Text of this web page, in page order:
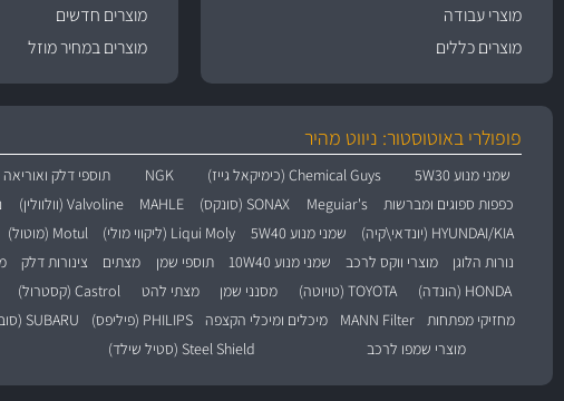
מוצרי עבודה
מוצרים כללים
מוצרים חדשים
מוצרים במחיר מוזל
פופולרי באוטוסטור: ניווט מהיר
שמני מנוע 5W30 Chemical Guys (כימיקאל גייז) NGK תוספי דלק ואוריאה
כפפות ספוגים ומברשות
Meguiar's SONAX (סונקס) MAHLE Valvoline (וולוולין)
HYUNDAI/KIA (יונדאי\קיה)
שמני מנוע 5W40 Liqui Moly (ליקווי מולי) Motul (מוטול)
נורות הלוגן
מוצרי ווקס לרכב שמני מנוע 10W40 תוספי שמן מצתים צינורות דלק
HONDA (הונדה)
TOYOTA (טויוטה) מסנני שמן מצתי להט Castrol (קסטרול)
מחזיקי מפתחות
MANN Filter מיכלים ומיכלי הקצפה PHILIPS (פיליפס) SUBARU (סובארו)
מוצרי שמפו לרכב
Steel Shield (סטיל שילד)